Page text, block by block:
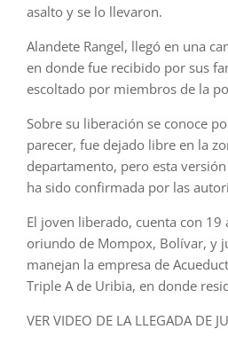
asalto y se lo llevaron.
Alandete Rangel, llegó en una
en donde fue recibido por sus
escoltado por miembros de la
Sobre su liberación se conoce
parecer, fue dejado libre en la
departamento, pero esta
ha sido confirmada por las
El joven liberado, cuenta con 19
oriundo de Mompox, Bolívar, y
manejan la empresa de
Triple A de Uribia, en donde
VER VIDEO DE LA LLEGADA DE